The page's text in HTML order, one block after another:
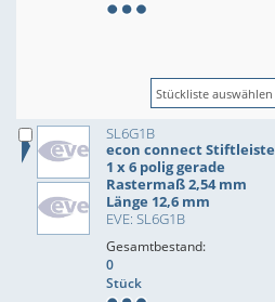
SL6G1B
econ connect Stiftleiste
1 x 6 polig gerade
Rastermaß 2,54 mm
Länge 12,6 mm
EVE: SL6G1B
Gesamtbestand:
0
Stück